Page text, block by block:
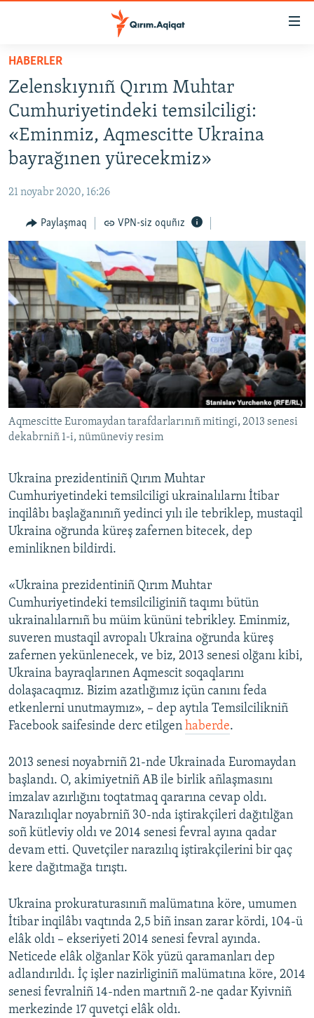
Esas
qaytmaq
Baş
navigatsiyağa
qaytmaq
Qıdıruvğa
HABERLER
SİYASET
İQTİSADİYAT
CEMİYET
İNSAN AQLARI
VİDEO
SÜRET
BLOGLAR
FİKİR
Русский
Українською
QOŞULIÑIZ!
HABERLER
Zelenskıynıñ Qırım Muhtar
Cumhuriyetindeki temsilciligi:
«Eminmiz, Aqmescitte Ukraina
bayrağınen yürecekmiz»
21 noyabr 2020, 16:26
Paylaşmaq VPN-siz oquñız
Aqmescitte Euromaydan tarafdarlarınıñ mitingi, 2013 senesi
dekabrniñ 1-i, nümüneviy resim
Ukraina prezidentiniñ Qırım Muhtar
Cumhuriyetindeki temsilciligi ukrainalılarnı İtibar
inqilâbı başlağanınıñ yedinci yılı ile tebriklep, mustaqil
Ukraina oğrunda küreş zafernen bitecek, dep
eminliknen bildirdi.
«Ukraina prezidentiniñ Qırım Muhtar
Cumhuriyetindeki temsilciliginiñ taqımı bütün
ukrainalılarnıñ bu müim kününi tebrikley. Eminmiz,
suveren mustaqil avropalı Ukraina oğrunda küreş
zafernen yekünlenecek, ve biz, 2013 senesi olğanı kibi,
Ukraina bayraqlarınen Aqmescit soqaqlarını
dolaşacaqmız. Bizim azatlığımız içün canını feda
etkenlerni unutmaymız», – dep aytıla Temsilcilikniñ
Facebook saifesinde derc etilgen haberde.
2013 senesi noyabrniñ 21-nde Ukrainada Euromaydan
başlandı. O, akimiyetniñ AB ile birlik añlaşmasını
imzalav azırlığını toqtatmaq qararına cevap oldı.
Narazılıqlar noyabrniñ 30-nda iştirakçileri dağıtılğan
soñ kütleviy oldı ve 2014 senesi fevral ayına qadar
devam etti. Quvetçiler narazılıq iştirakçilerini bir qaç
kere dağıtmağa tırıştı.
Ukraina prokuraturasınıñ malümatına köre, umumen
İtibar inqilâbı vaqtında 2,5 biñ insan zarar kördi, 104-ü
elâk oldı – ekseriyeti 2014 senesi fevral ayında.
Neticede elâk olğanlar Kök yüzü qaramanları dep
adlandırıldı. İç işler nazirliginiñ malümatına köre, 2014
senesi fevralniñ 14-nden martnıñ 2-ne qadar Kyivniñ
merkezinde 17 quvetçi elâk oldı.